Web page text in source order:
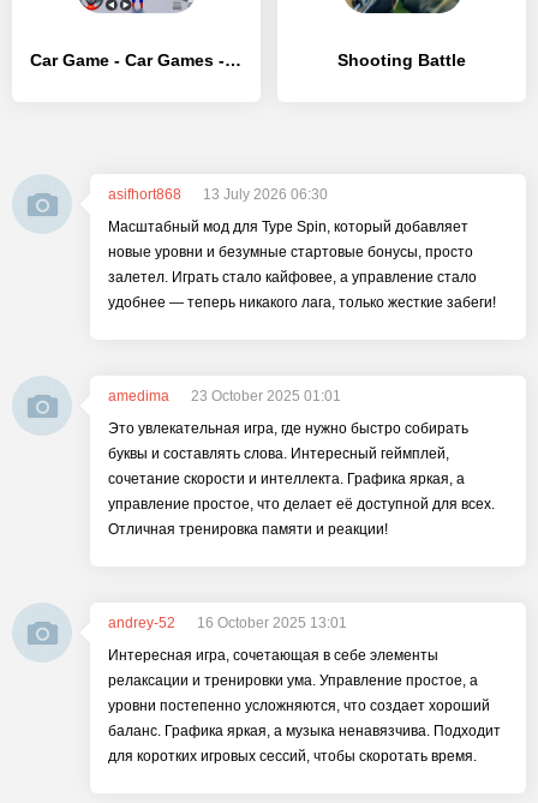
Car Game - Car Games - [MOD Много денег] Shooting Battle
asifhort868
13 July 2026 06:30
Масштабный мод для Type Spin, который добавляет
новые уровни и безумные стартовые бонусы, просто
залетел. Играть стало кайфовее, а управление стало
удобнее — теперь никакого лага, только жесткие забеги!
amedima
23 October 2025 01:01
Это увлекательная игра, где нужно быстро собирать
буквы и составлять слова. Интересный геймплей,
сочетание скорости и интеллекта. Графика яркая, а
управление простое, что делает её доступной для всех.
Отличная тренировка памяти и реакции!
andrey-52
16 October 2025 13:01
Интересная игра, сочетающая в себе элементы
релаксации и тренировки ума. Управление простое, а
уровни постепенно усложняются, что создает хороший
баланс. Графика яркая, а музыка ненавязчива. Подходит
для коротких игровых сессий, чтобы скоротать время.